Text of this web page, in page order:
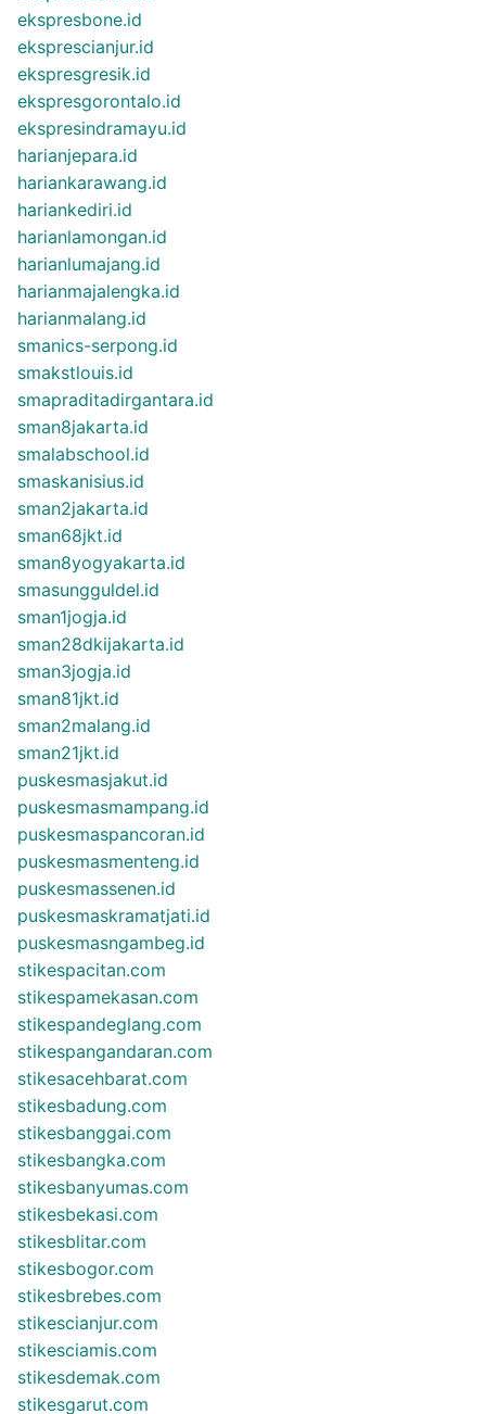
ekspresbone.id
eksprescianjur.id
ekspresgresik.id
ekspresgorontalo.id
ekspresindramayu.id
harianjepara.id
hariankarawang.id
hariankediri.id
harianlamongan.id
harianlumajang.id
harianmajalengka.id
harianmalang.id
smanics-serpong.id
smakstlouis.id
smapraditadirgantara.id
sman8jakarta.id
smalabschool.id
smaskanisius.id
sman2jakarta.id
sman68jkt.id
sman8yogyakarta.id
smasungguldel.id
sman1jogja.id
sman28dkijakarta.id
sman3jogja.id
sman81jkt.id
sman2malang.id
sman21jkt.id
puskesmasjakut.id
puskesmasmampang.id
puskesmaspancoran.id
puskesmasmenteng.id
puskesmassenen.id
puskesmaskramatjati.id
puskesmasngambeg.id
stikespacitan.com
stikespamekasan.com
stikespandeglang.com
stikespangandaran.com
stikesacehbarat.com
stikesbadung.com
stikesbanggai.com
stikesbangka.com
stikesbanyumas.com
stikesbekasi.com
stikesblitar.com
stikesbogor.com
stikesbrebes.com
stikescianjur.com
stikesciamis.com
stikesdemak.com
stikesgarut.com